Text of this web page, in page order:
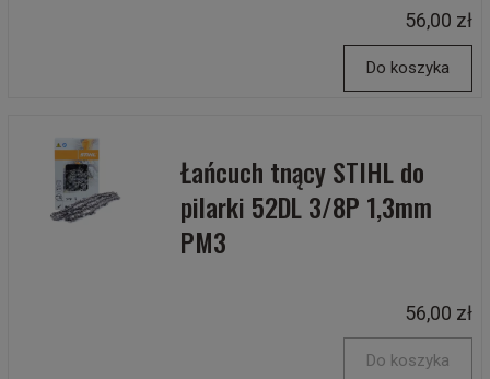
56,00 zł
Do koszyka
Łańcuch tnący STIHL do
pilarki 52DL 3/8P 1,3mm
PM3
56,00 zł
Do koszyka